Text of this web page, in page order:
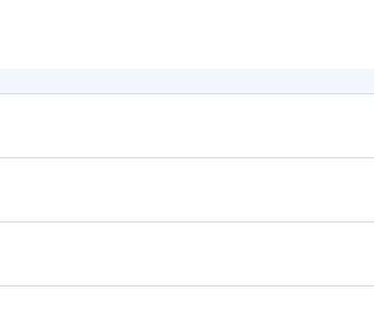
構築 ネットワーク・サーバ運用・保守